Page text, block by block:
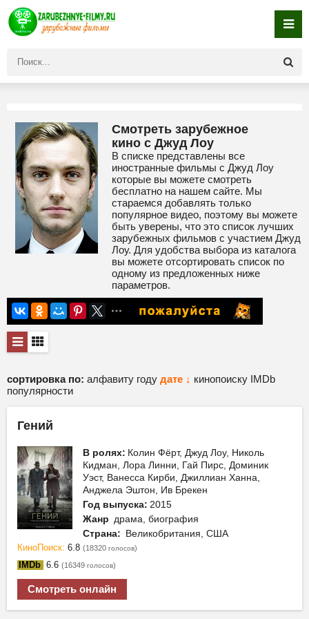
Смотреть зарубежное
кино с Джуд Лоу
В списке представлены все
иностранные фильмы с Джуд Лоу
которые вы можете смотреть
бесплатно на нашем сайте. Мы
стараемся добавлять только
популярное видео, поэтому вы можете
быть уверены, что это список лучших
зарубежных фильмов с участием Джуд
Лоу. Для удобства выбора из каталога
вы можете отсортировать список по
одному из предложенных ниже
параметров.
сортировка по: алфавиту году дате ↓ кинопоиску IMDb
популярности
Гений
В ролях: Колин Фёрт, Джуд Лоу, Николь
Кидман, Лора Линни, Гай Пирс, Доминик
Уэст, Ванесса Кирби, Джиллиан Ханна,
Анджела Эштон, Ив Брекен
Год выпуска: 2015
Жанр драма, биография
Страна: Великобритания, США
КиноПоиск: 6.8 (18320 голосов)
IMDb 6.6 (16349 голосов)
Смотреть онлайн